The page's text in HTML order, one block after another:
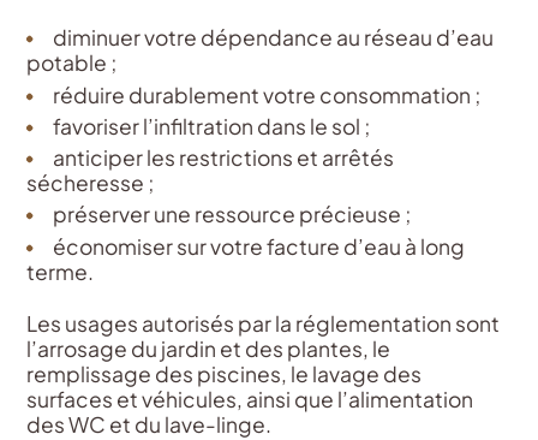
diminuer votre dépendance au réseau d’eau
potable ;
réduire durablement votre consommation ;
favoriser l’infiltration dans le sol ;
anticiper les restrictions et arrêtés
sécheresse ;
préserver une ressource précieuse ;
économiser sur votre facture d’eau à long
terme.
Les usages autorisés par la réglementation sont
l’arrosage du jardin et des plantes, le
remplissage des piscines, le lavage des
surfaces et véhicules, ainsi que l’alimentation
des WC et du lave-linge.